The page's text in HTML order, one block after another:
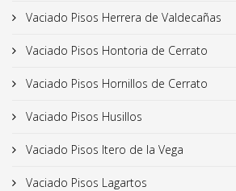
Vaciado Pisos Herrera de Valdecañas
Vaciado Pisos Hontoria de Cerrato
Vaciado Pisos Hornillos de Cerrato
Vaciado Pisos Husillos
Vaciado Pisos Itero de la Vega
Vaciado Pisos Lagartos